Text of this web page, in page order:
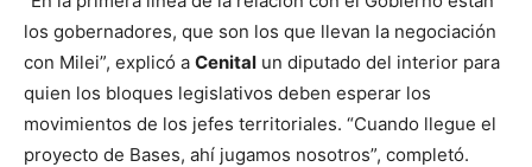
los gobernadores, que son los que llevan la negociación
con Milei”, explicó a Cenital un diputado del interior para
quien los bloques legislativos deben esperar los
movimientos de los jefes territoriales. “Cuando llegue el
proyecto de Bases, ahí jugamos nosotros”, completó.